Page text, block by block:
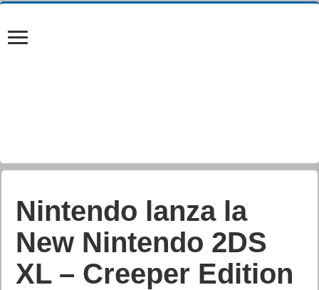
Nintendo lanza la
New Nintendo 2DS
XL – Creeper Edition